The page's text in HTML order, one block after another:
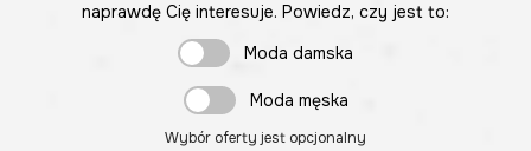
naprawdę Cię interesuje. Powiedz, czy jest to:
Moda damska
Moda męska
Wybór oferty jest opcjonalny